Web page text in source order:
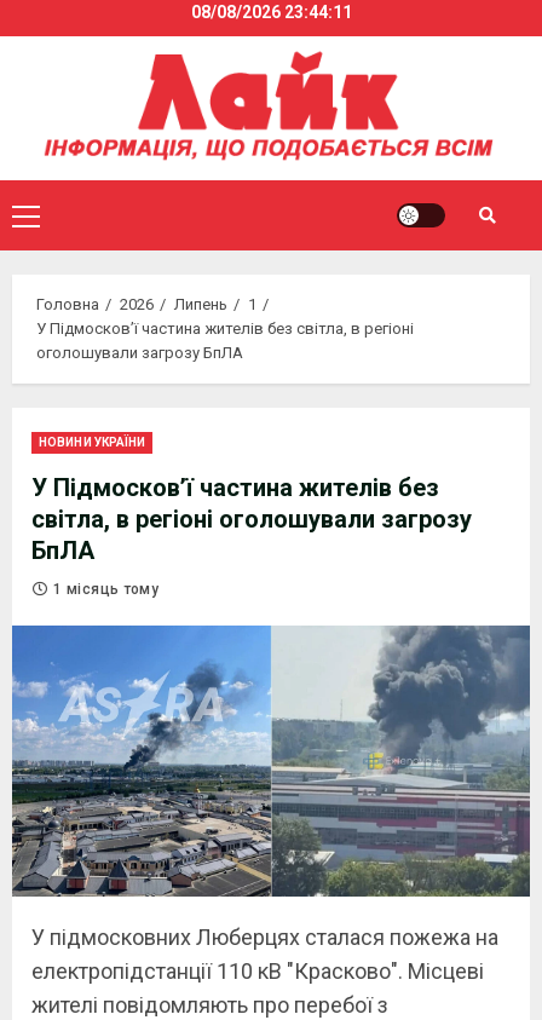
to
08/08/2026 23:44:11
Primary
Menu
Головна 2026 Липень
1
У Підмосков’ї частина жителів без світла, в регіоні
оголошували загрозу БпЛА
НОВИНИ УКРАЇНИ
У Підмосков’ї частина жителів без
світла, в регіоні оголошували загрозу
БпЛА
1 місяць тому
У підмосковних Люберцях сталася пожежа на
електропідстанції 110 кВ "Красково". Місцеві
жителі повідомляють про перебої з